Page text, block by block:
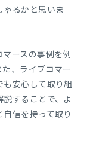
ゃるかと思いま
ースの事例を例
、ライブコマー
も安心して取り組
することで、よ
信を持って取り